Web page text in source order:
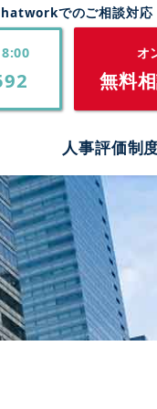
でのご相談対応
オ
無料
人事評価制